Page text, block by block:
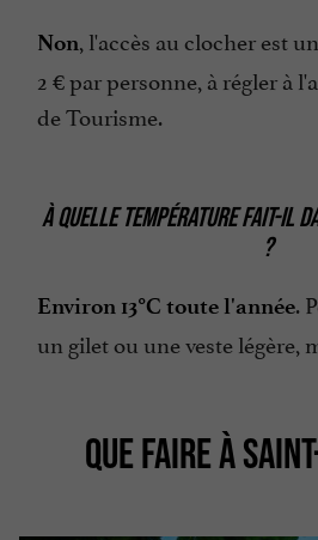
Non , l'accès au clocher est
2 € par personne, à régler à
de Tourisme.
À QUELLE TEMPÉRATURE FAIT-IL
?
Environ 13°C toute l'année.
un gilet ou une veste légère,
QUE FAIRE À